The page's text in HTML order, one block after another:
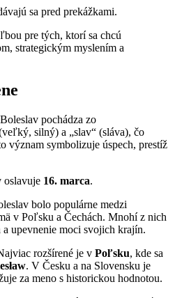
sa pred prekážkami.
pre tých, ktorí sa chcú
strategickým myslením a
pochádza zo
silný) a „slav“ (sláva), čo
význam symbolizuje úspech, prestíž
oslavuje 16. marca.
bolo populárne medzi
v Poľsku a Čechách. Mnohí z nich
upevnenie moci svojich krajín.
rozšírené je v Poľsku, kde sa
. V Česku a na Slovensku je
za meno s historickou hodnotou.